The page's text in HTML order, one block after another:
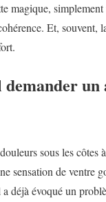
magique,
Et, souvent,
un
sous les côtes
sensation de ventre
déjà évoqué un